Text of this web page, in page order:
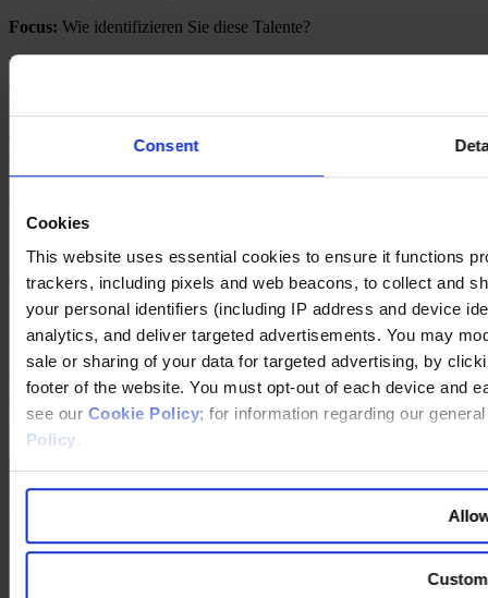
Consent
Cookies
This website uses essential cookies to ensure it functions
trackers, including pixels and web beacons, to collect and
your personal identifiers (including IP address and device
analytics, and deliver targeted advertisements. You may
sale or sharing of your data for targeted advertising, by
footer of the website. You must opt-out of each device and
see our Cookie Policy; for information regarding our
Policy.
Focus: Wie identifizieren Sie diese Talente?
Büchner:
mehrstufigen Trainingsprogramms werden diese Projekte von den
Teilnehmern der Konzernleitung vorgetragen. Diese Leadership
Führungsnachwuchs im gesamten Unternehmen sehr begehrt, weil
haben, länder- und divisionsübergreifend Karriere zu machen. Wir
generiert, der bis 2005 nicht im gleichen Umfang existierte. Wir
setzen heute ganz bewusst und gezielt auf kulturelle und fachliche
Diversität bei unseren Top-Managern und kreieren damit eine Art
interner Verständniskonvergenz.
Im Übrigen bin ich der Ansicht, dass unsere Welt viel zu dynamisch
und vielfältig ist, um sich nur in eine Richtung zu entwickeln. Wir
erleben in der Welt mal Konvergenz, mal Divergenz. Was wir
sehen, sind die Bewegungen eines großen Pendels.